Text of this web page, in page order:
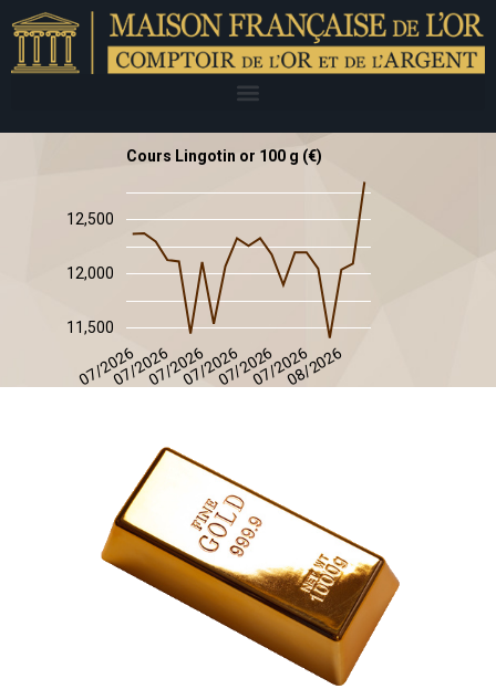
Cours Lingotin or 100 g (€)
07/202607/202607/202607/202607/202607/202608/2026
11,500
12,000
12,500